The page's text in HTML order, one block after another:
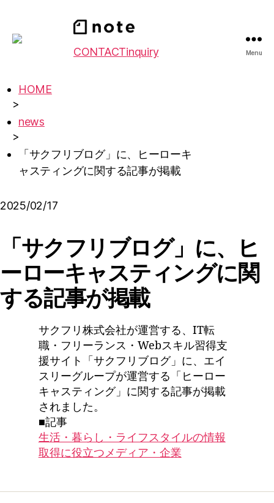
CONTACTinquiry Menu
HOME
>
news
>
「サクフリブログ」に、ヒーローキ
ャスティングに関する記事が掲載
2025/02/17
「サクフリブログ」に、ヒ
ーローキャスティングに関
する記事が掲載
サクフリ株式会社が運営する、IT転
職・フリーランス・Webスキル習得支
援サイト「サクフリブログ」に、エイ
スリーグループが運営する「ヒーロー
キャスティング」に関する記事が掲載
されました。
■記事
生活・暮らし・ライフスタイルの情報
取得に役立つメディア・企業